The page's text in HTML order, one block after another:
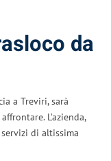
da
a Treviri, sarà
L’azienda,
di altissima